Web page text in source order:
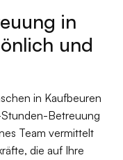
in
und
in Kaufbeuren
Betreuung
Team vermittelt
die auf Ihre